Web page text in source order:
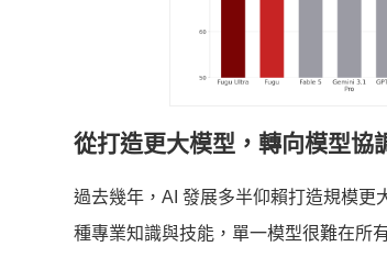
從打造更大模型，轉向模型協
過去幾年，AI 發展多半仰賴打造規模更
種專業知識與技能，單一模型很難在所